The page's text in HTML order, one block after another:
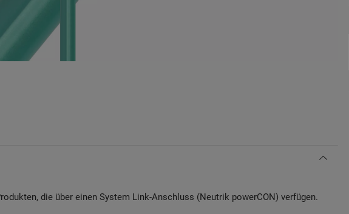
die über einen System Link-Anschluss (Neutrik powerCON) verfügen.